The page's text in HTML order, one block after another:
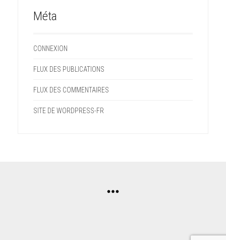
Méta
CONNEXION
FLUX DES PUBLICATIONS
FLUX DES COMMENTAIRES
SITE DE WORDPRESS-FR